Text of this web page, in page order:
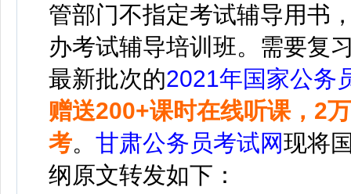
管部门不指定考试辅导用书
办考试辅导培训班。需要复
最新批次的2021年国家公务
赠送200+课时在线听课，2
考。 甘肃公务员考试网现将
纲原文转发如下：